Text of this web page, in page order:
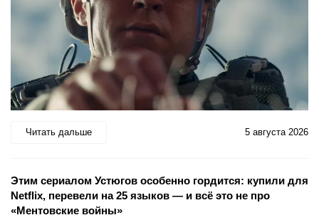
Читать дальше 5 августа 2026
Этим сериалом Устюгов особенно гордится: купили для
Netflix, перевели на 25 языков — и всё это не про
«Ментовские войны»